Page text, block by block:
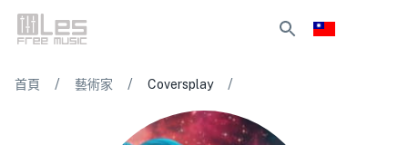
首頁 / 藝術家 / Coversplay /